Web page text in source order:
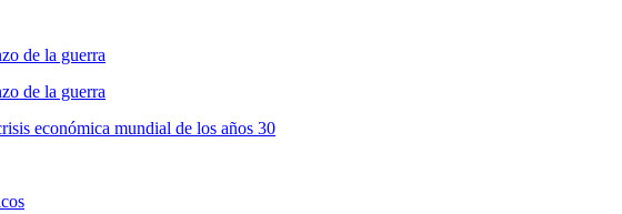
de la guerra
de la guerra
económica mundial de los años 30